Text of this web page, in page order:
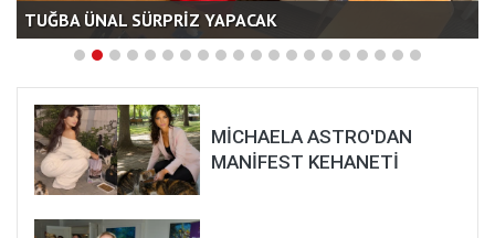
TUĞBA ÜNAL SÜRPRİZ YAPACAK
MİCHAELA ASTRO'DAN
MANİFEST KEHANETİ